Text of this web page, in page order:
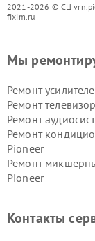
2021-2026 © СЦ
fixim.ru
Мы
Ремонт
Ремонт
Ремонт
Ремонт
Pioneer
Ремонт
Pioneer
Контакты